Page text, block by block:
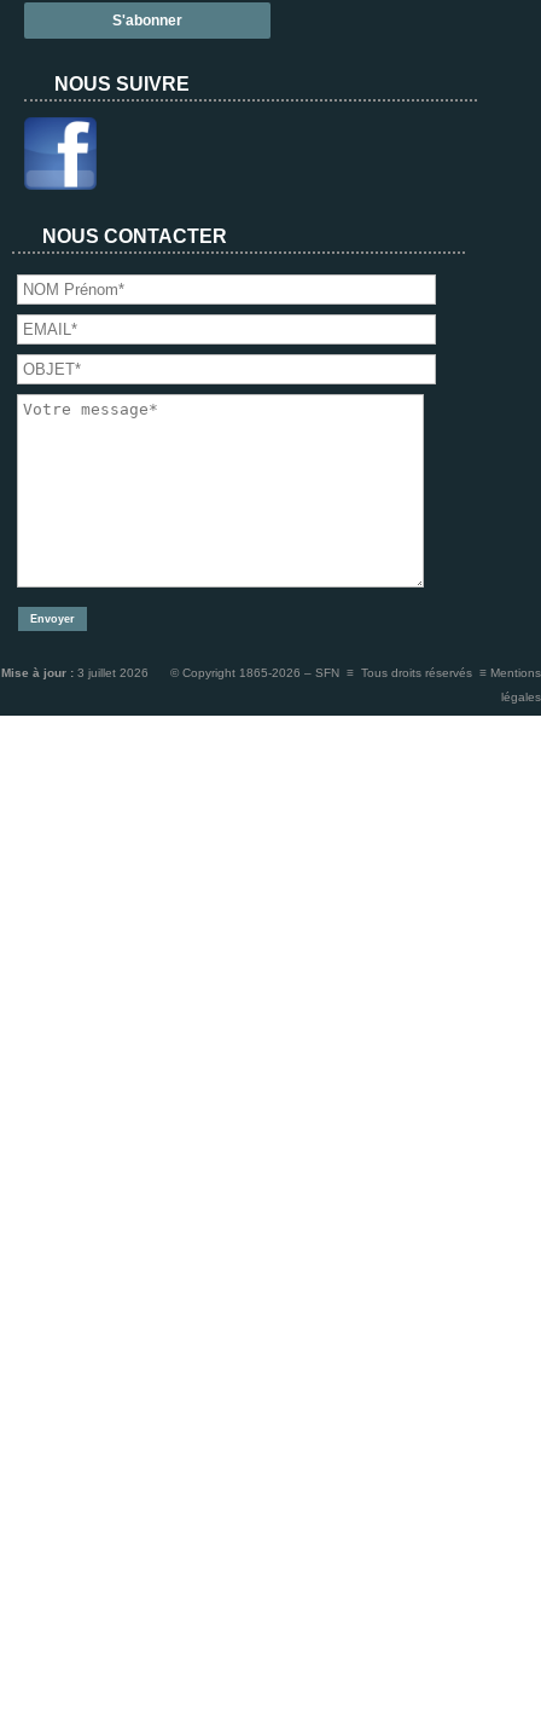
NOUS SUIVRE
NOUS CONTACTER
Mise à jour : 3 juillet 2026 © Copyright 1865-2026 – SFN ≡ Tous droits réservés ≡ Mentions
légales